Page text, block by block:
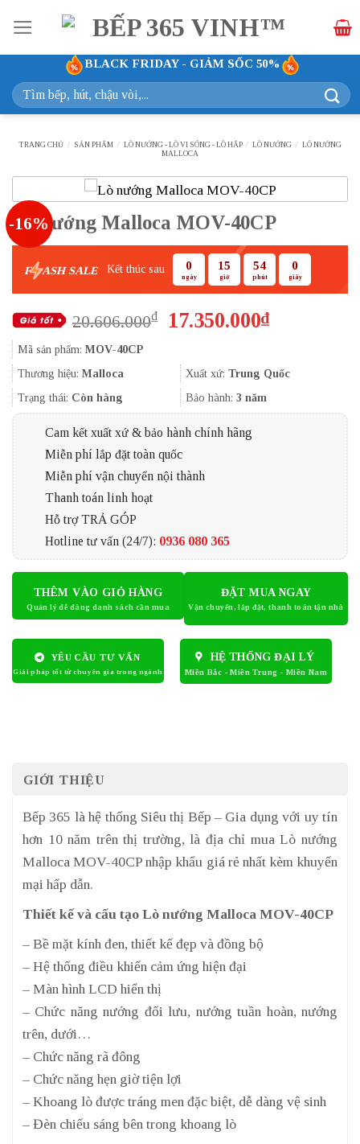
qua
nội
dung
BLACK FRIDAY - GIẢM SỐC 50%
Tìm
kiếm:
TRANG CHỦ / SẢN PHẨM / LÒ NƯỚNG - LÒ VI SÓNG - LÒ HẤP / LÒ NƯỚNG / LÒ NƯỚNG
MALLOCA
-16%
Lò nướng Malloca MOV-40CP
F ASH SALE Kết thúc sau 0
ngày
15
giờ
54
phút
0
giây
20.606.000₫
Giá
20.606.000₫.
17.350.000₫Giá
là:
Mã sản phẩm: MOV-40CP
Thương hiệu: Malloca Xuất xứ: Trung Quốc
Trạng thái: Còn hàng Bảo hành: 3 năm
Cam kết xuất xứ & bảo hành chính hãng
Miễn phí lắp đặt toàn quốc
Miễn phí vận chuyển nội thành
Thanh toán linh hoạt
Hỗ trợ TRẢ GÓP
Hotline tư vấn (24/7): 0936 080 365
THÊM VÀO GIỎ HÀNG ĐẶT MUA NGAY
YÊU CẦU TƯ VẤN HỆ THỐNG ĐẠI LÝ
GIỚI THIỆU
Bếp 365 là hệ thống Siêu thị Bếp – Gia dụng với uy tín
hơn 10 năm trên thị trường, là địa chỉ mua Lò nướng
Malloca MOV-40CP nhập khẩu giá rẻ nhất kèm khuyến
mại hấp dẫn.
Thiết kế và cấu tạo Lò nướng Malloca MOV-40CP
– Bề mặt kính đen, thiết kế đẹp và đồng bộ
– Hệ thống điều khiển cảm ứng hiện đại
– Màn hình LCD hiển thị
– Chức năng nướng đối lưu, nướng tuần hoàn, nướng
trên, dưới…
– Chức năng rã đông
– Chức năng hẹn giờ tiện lợi
– Khoang lò được tráng men đặc biệt, dễ dàng vệ sinh
– Đèn chiếu sáng bên trong khoang lò